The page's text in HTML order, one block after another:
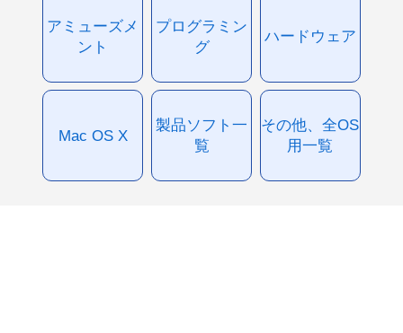
アミューズメ
ント
プログラミン
グ
ハードウェア
Mac OS X
製品ソフト一
覧
その他、全OS
用一覧